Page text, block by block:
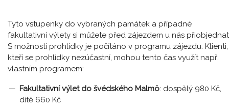
Tyto vstupenky do vybraných památek a případné
fakultativní výlety si můžete před zájezdem u nás
S možností prohlídky je počítáno v programu zájezdu. Klienti,
kteří se prohlídky nezúčastní, mohou tento čas využít např.
vlastním programem:
Fakultativní výlet do švédského Malmö: dospělý 980 Kč,
dítě 660 Kč